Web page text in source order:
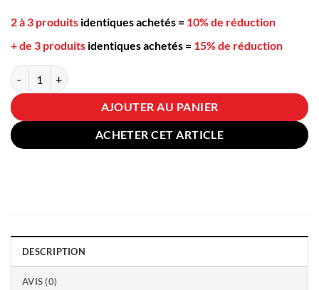
2 à 3 produits identiques achetés = 10% de réduction
+ de 3 produits identiques achetés = 15% de réduction
quantité de Thermos pour le Café Inox Bleu rose rouge orangé chromé
AJOUTER AU PANIER
ACHETER CET ARTICLE
DESCRIPTION
AVIS (0)